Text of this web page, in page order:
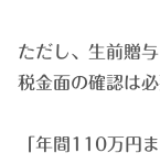
ただし、生前贈
税金面の確認は必
「年間110万円